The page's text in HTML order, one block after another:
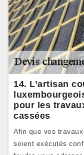
14. L’artisan
pour les
cassées
Afin que vos
soient exécutés